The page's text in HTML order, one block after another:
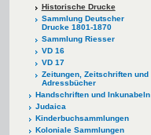
Historische Drucke
Sammlung Deutscher
Drucke 1801-1870
Sammlung Riesser
VD 16
VD 17
Zeitungen, Zeitschriften und
Adressbücher
Handschriften und Inkunabeln
Judaica
Kinderbuchsammlungen
Koloniale Sammlungen